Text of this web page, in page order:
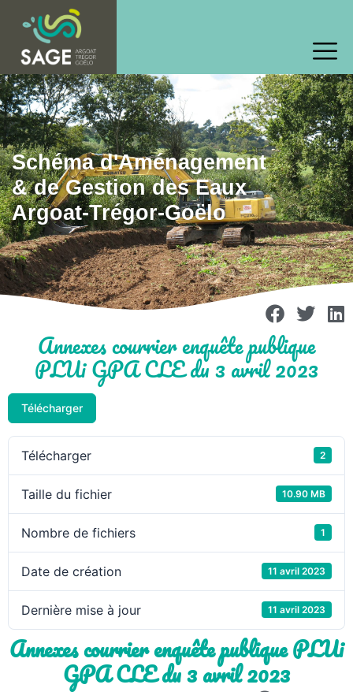
Schéma d'Aménagement
& de Gestion des Eaux
Argoat-Trégor-Goëlo
Annexes courrier enquête publique
PLUi GPA CLE du 3 avril 2023
Télécharger
Télécharger 2
Taille du fichier 10.90 MB
Nombre de fichiers 1
Date de création 11 avril 2023
Dernière mise à jour 11 avril 2023
Annexes courrier enquête publique PLUi
GPA CLE du 3 avril 2023